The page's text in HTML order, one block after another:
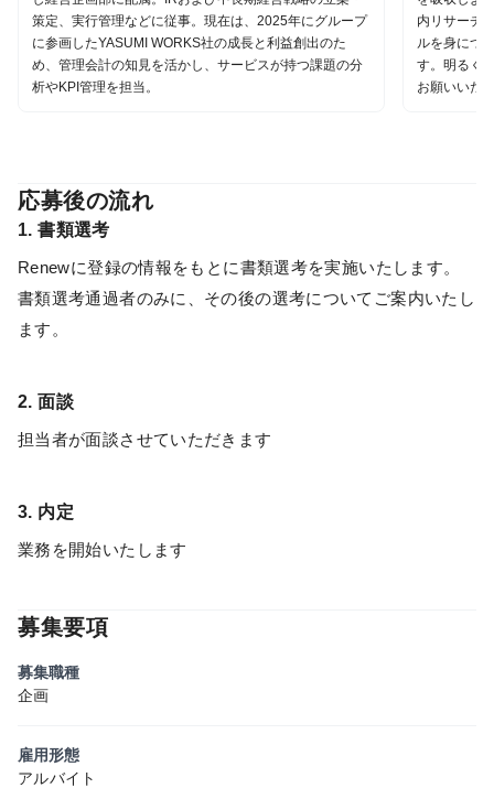
策定、実行管理などに従事。現在は、2025年にグループ
に参画したYASUMI WORKS社の成長と利益創出のた
め、管理会計の知見を活かし、サービスが持つ課題の分
析やKPI管理を担当。
内リサーチ
ルを身につ
す。明るく
お願いいた
応募後の流れ
1. 書類選考
Renewに登録の情報をもとに書類選考を実施いたします。
書類選考通過者のみに、その後の選考についてご案内いたし
ます。
2. 面談
担当者が面談させていただきます
3. 内定
業務を開始いたします
募集要項
募集職種
企画
雇用形態
アルバイト